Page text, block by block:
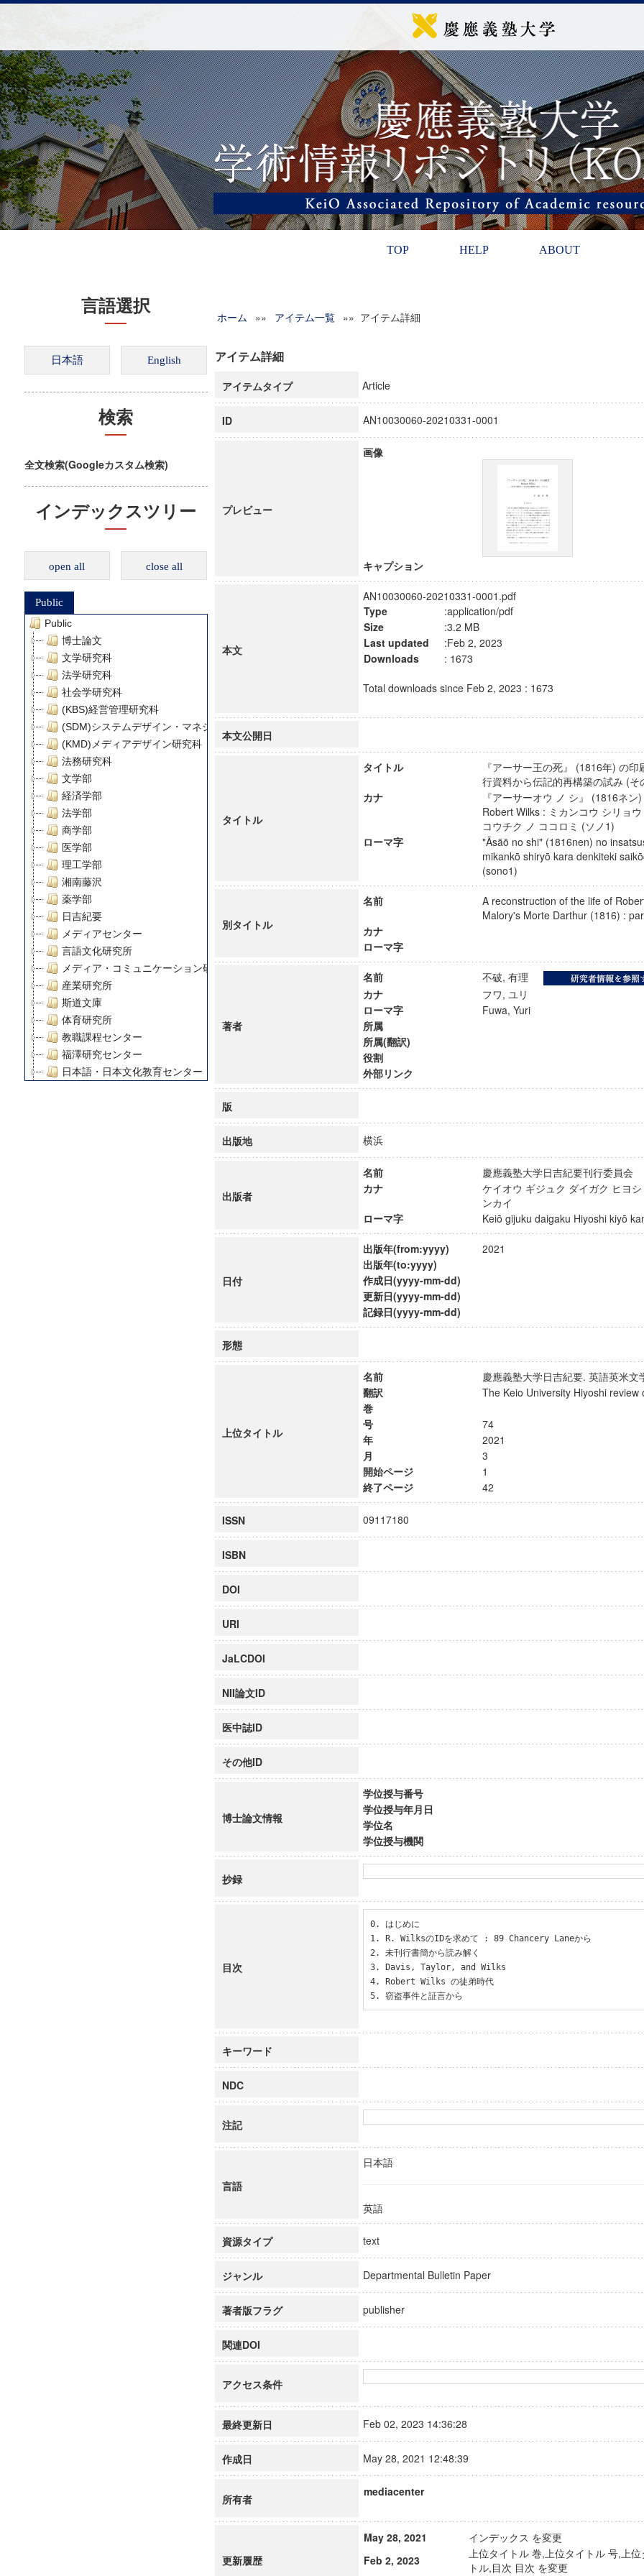
TOP HELP ABOUT
言語選択
検索
全文検索(Googleカスタム検索)
インデックスツリー
open all close all
Public
Public
博士論文
文学研究科
法学研究科
社会学研究科
(KBS)経営管理研究科
(SDM)システムデザイン・マネジメント研究科
(KMD)メディアデザイン研究科
法務研究科
文学部
経済学部
法学部
商学部
医学部
理工学部
湘南藤沢
薬学部
日吉紀要
メディアセンター
言語文化研究所
メディア・コミュニケーション研究所
産業研究所
斯道文庫
体育研究所
教職課程センター
福澤研究センター
日本語・日本文化教育センター
デジタルメディア・コンテンツ統合研究センター
グローバルリサーチインスティテュート
慶應義塾大学グローバルCOEプログラム論理と感性の先端的教育研究拠点
博士課程教育リーディングプログラム「超成熟社会発展のサイエンス」
ホーム »» アイテム一覧 »» アイテム詳細
アイテム詳細
アイテムタイプ Article
ID AN10030060-20210331-0001
プレビュー
画像
キャプション
本文
AN10030060-20210331-0001.pdf
Type
:application/pdf
Size
:3.2 MB
Last updated
:Feb 2, 2023
Downloads
: 1673
Total downloads since Feb 2, 2023 : 1673
本文公開日
タイトル
タイトル
『アーサー王の死』 (1816年) の
行資料から伝記的再構築の試み (
カナ
『アーサーオウ ノ シ』 (1816ネン
Robert Wilks : ミカンコウ シリョ
コウチク ノ ココロミ (ソノ1)
ローマ字
"Āsāō no shi" (1816nen) no
mikankō shiryō kara denkiteki
(sono1)
別タイトル
名前
A reconstruction of the life of
Malory's Morte Darthur (1816) :
カナ
ローマ字
著者
名前
不破, 有理
カナ
フワ, ユリ
ローマ字
Fuwa, Yuri
所属
所属(翻訳)
役割
外部リンク
版
出版地 横浜
出版者
名前
慶應義塾大学日吉紀要刊行委員会
カナ
ケイオウ ギジュク ダイガク ヒヨ
ンカイ
ローマ字
Keiō gijuku daigaku Hiyoshi kiyō
日付
出版年(from:yyyy)
2021
出版年(to:yyyy)
作成日(yyyy-mm-dd)
更新日(yyyy-mm-dd)
記録日(yyyy-mm-dd)
形態
上位タイトル
名前
慶應義塾大学日吉紀要. 英語英米
翻訳
The Keio University Hiyoshi
巻
号
74
年
2021
月
3
開始ページ
1
終了ページ
42
ISSN 09117180
ISBN
DOI
URI
JaLCDOI
NII論文ID
医中誌ID
その他ID
博士論文情報
学位授与番号
学位授与年月日
学位名
学位授与機関
抄録
目次
0. はじめに
1. R. WilksのIDを求めて : 89 Chancery Laneから
2. 未刊行書簡から読み解く
3. Davis, Taylor, and Wilks
4. Robert Wilks の徒弟時代
5. 窃盗事件と証言から
キーワード
NDC
注記
言語
日本語
英語
資源タイプ text
ジャンル Departmental Bulletin Paper
著者版フラグ publisher
関連DOI
アクセス条件
最終更新日 Feb 02, 2023 14:36:28
作成日 May 28, 2021 12:48:39
所有者
mediacenter
更新履歴
May 28, 2021
インデックス を変更
Feb 2, 2023
上位タイトル 巻,上位タイトル 号,上
トル,目次 目次 を変更